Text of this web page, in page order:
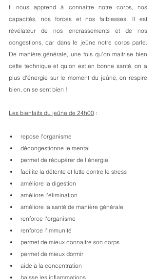
Il nous apprend à connaitre notre corps, nos
capacités, nos forces et nos faiblesses. Il est
révélateur de nos encrassements et de nos
congestions, car dans le jeûne notre corps parle.
De manière générale, une fois qu'on maitrise bien
cette technique et qu'on est en bonne santé, on a
plus d'énergie sur le moment du jeûne, on respire
bien, on se sent bien !
Les bienfaits du jeûne de 24h00 :
repose l'organisme
décongestionne le mental
permet de récupérer de l'énergie
facilite la détente et lutte contre le stress
améliore la digestion
améliore l'élimination
améliore la santé de manière générale
renforce l'organisme
renforce l'immunité
permet de mieux connaitre son corps
permet de mieux dormir
aide à la concentration
baisse les inflammations